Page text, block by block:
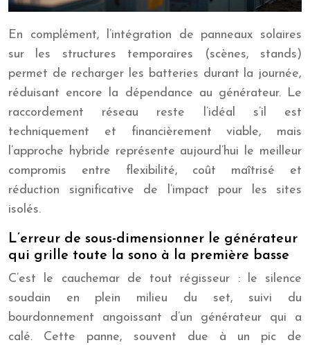
En complément, l’intégration de panneaux solaires
sur les structures temporaires (scènes, stands)
permet de recharger les batteries durant la journée,
réduisant encore la dépendance au générateur. Le
raccordement réseau reste l’idéal s’il est
techniquement et financièrement viable, mais
l’approche hybride représente aujourd’hui le meilleur
compromis entre flexibilité, coût maîtrisé et
réduction significative de l’impact pour les sites
isolés.
L’erreur de sous-dimensionner le générateur
qui grille toute la sono à la première basse
C’est le cauchemar de tout régisseur : le silence
soudain en plein milieu du set, suivi du
bourdonnement angoissant d’un générateur qui a
calé. Cette panne, souvent due à un pic de